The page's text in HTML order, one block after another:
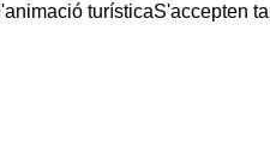
turísticaS'accepten